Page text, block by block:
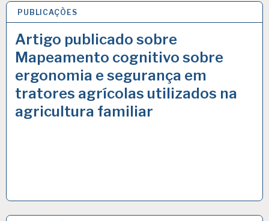
PUBLICAÇÕES
Artigo publicado sobre
Mapeamento cognitivo sobre
ergonomia e segurança em
tratores agrícolas utilizados na
agricultura familiar
24 JUN 2021